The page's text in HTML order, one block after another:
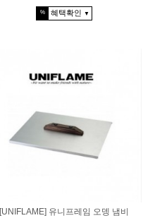
% 혜택확인 ▼
[UNIFLAME] 유니프레임 오뎅 냄비